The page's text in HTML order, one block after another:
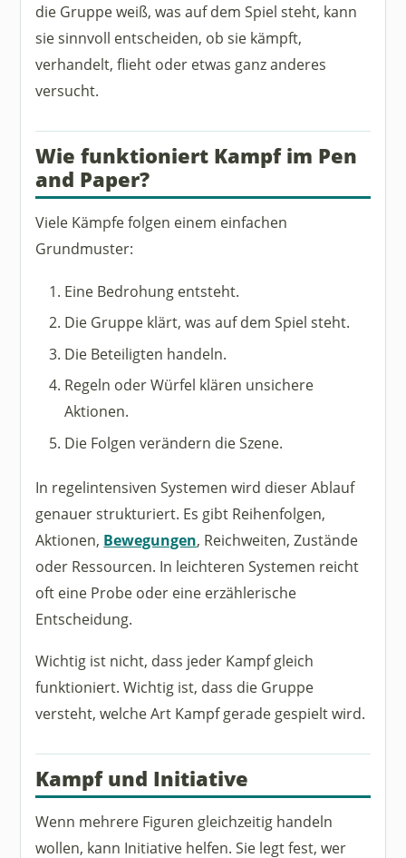
die Gruppe weiß, was auf dem Spiel steht, kann
sie sinnvoll entscheiden, ob sie kämpft,
verhandelt, flieht oder etwas ganz anderes
versucht.
Wie funktioniert Kampf im Pen
and Paper?
Viele Kämpfe folgen einem einfachen
Grundmuster:
Eine Bedrohung entsteht.
Die Gruppe klärt, was auf dem Spiel steht.
Die Beteiligten handeln.
Regeln oder Würfel klären unsichere
Aktionen.
Die Folgen verändern die Szene.
In regelintensiven Systemen wird dieser Ablauf
genauer strukturiert. Es gibt Reihenfolgen,
Aktionen, Bewegungen, Reichweiten, Zustände
oder Ressourcen. In leichteren Systemen reicht
oft eine Probe oder eine erzählerische
Entscheidung.
Wichtig ist nicht, dass jeder Kampf gleich
funktioniert. Wichtig ist, dass die Gruppe
versteht, welche Art Kampf gerade gespielt wird.
Kampf und Initiative
Wenn mehrere Figuren gleichzeitig handeln
wollen, kann Initiative helfen. Sie legt fest, wer